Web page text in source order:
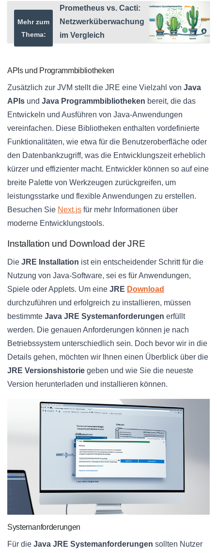
Mehr zum
Thema:
Prometheus vs. Cacti:
Netzwerküberwachung
im Vergleich
APIs und Programmbibliotheken
Zusätzlich zur JVM stellt die JRE eine Vielzahl von Java
APIs und Java Programmbibliotheken bereit, die das
Entwickeln und Ausführen von Java-Anwendungen
vereinfachen. Diese Bibliotheken enthalten vordefinierte
Funktionalitäten, wie etwa für die Benutzeroberfläche oder
den Datenbankzugriff, was die Entwicklungszeit erheblich
kürzer und effizienter macht. Entwickler können so auf eine
breite Palette von Werkzeugen zurückgreifen, um
leistungsstarke und flexible Anwendungen zu erstellen.
Besuchen Sie Next.js für mehr Informationen über
moderne Entwicklungstools.
Installation und Download der JRE
Die JRE Installation ist ein entscheidender Schritt für die
Nutzung von Java-Software, sei es für Anwendungen,
Spiele oder Applets. Um eine JRE Download
durchzuführen und erfolgreich zu installieren, müssen
bestimmte Java JRE Systemanforderungen erfüllt
werden. Die genauen Anforderungen können je nach
Betriebssystem unterschiedlich sein. Doch bevor wir in die
Details gehen, möchten wir Ihnen einen Überblick über die
JRE Versionshistorie geben und wie Sie die neueste
Version herunterladen und installieren können.
Systemanforderungen
Für die Java JRE Systemanforderungen sollten Nutzer